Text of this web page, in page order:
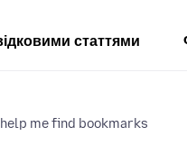
статтями
me find bookmarks